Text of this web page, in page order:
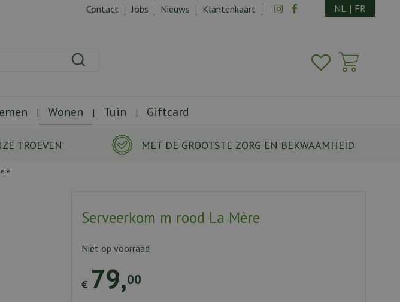
TROEVEN MET DE GROOTSTE ZORG EN BEKWAAMHEID
Contact Jobs Nieuws Klantenkaart NL | FR
Wonen Tuin Giftcard
Serveerkom m rood La Mère
€ 79,00
Niet op voorraad